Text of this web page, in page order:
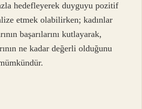
hedefleyerek duyguyu pozitif
etmek olabilirken; kadınlar
başarılarını kutlayarak,
ne kadar değerli olduğunu